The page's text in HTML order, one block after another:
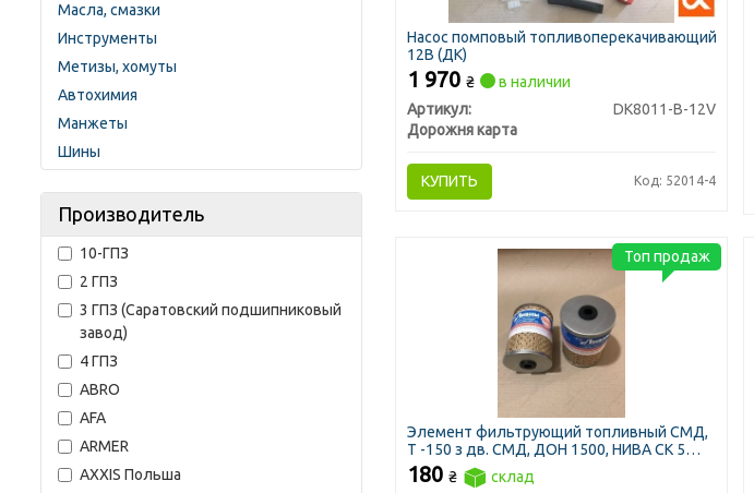
Масла, смазки
Инструменты
Метизы, хомуты
Автохимия
Манжеты
Шины
Производитель
10-ГПЗ
2 ГПЗ
3 ГПЗ (Саратовский подшипниковый
завод)
4 ГПЗ
ABRO
AFA
ARMER
AXXIS Польша
Насос помповый топливоперекачивающий
12В (ДК)
1 970 ₴
в наличии
Артикул:
DK8011-B-12V
Дорожня карта
КУПИТЬ Код: 52014-4
Элемент фильтрующий топливный СМД,
Т -150 з дв. СМД, ДОН 1500, НИВА СК 5
сквозной (ЛААЗ)
180 ₴
склад
Топ продаж